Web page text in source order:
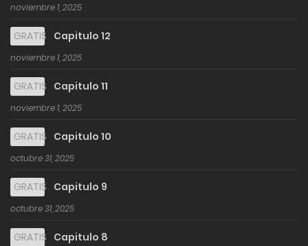
noviembre 1, 2025
GRATIS Capitulo 12
noviembre 1, 2025
GRATIS Capitulo 11
noviembre 1, 2025
GRATIS Capitulo 10
octubre 31, 2025
GRATIS Capitulo 9
octubre 31, 2025
GRATIS Capitulo 8